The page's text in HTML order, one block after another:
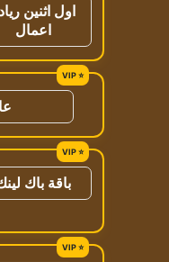
اول اثنين
اعمال
باقة باك